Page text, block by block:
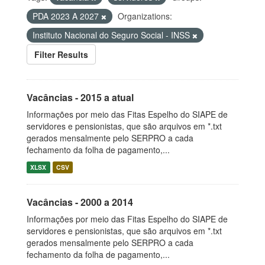
PDA 2023 A 2027
Organizations:
Instituto Nacional do Seguro Social - INSS
Filter Results
Vacâncias - 2015 a atual
Informações por meio das Fitas Espelho do SIAPE de
servidores e pensionistas, que são arquivos em *.txt
gerados mensalmente pelo SERPRO a cada
fechamento da folha de pagamento,...
XLSX CSV
Vacâncias - 2000 a 2014
Informações por meio das Fitas Espelho do SIAPE de
servidores e pensionistas, que são arquivos em *.txt
gerados mensalmente pelo SERPRO a cada
fechamento da folha de pagamento,...